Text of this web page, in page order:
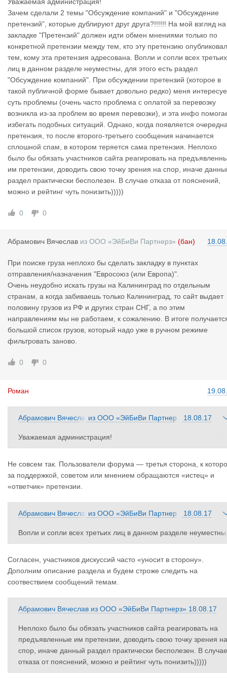
Зачем сделали 2 темы "Обсуждение компаний" и "Обсуждение
претензий", которые дублируют друг друга?!!!!!! На мой взгляд на
закладке "Претензий" должен идти обмен мнениями только по
конкретной претензии между тем, кто эту претензию
тем, кому эта претензия адресована. Вопли и сопли всех третьих
лиц в данном разделе неуместны, для этого есть раздел
"Обсуждение компаний". При обсуждении претензий (которое в
такой публичной форме бывает довольно редко) меня
суть проблемы (очень часто проблема с оплатой за перевозку
возникла из-за проблем во время перевозки), и эта инфо
избегать подобных ситуаций. Однако, когда появляется
претензия, то после второго-третьего сообщения начинается
сплошной спам, в котором теряется сама претензия. Неплохо
было бы обязать участников сайта реагировать на
им претензии, доводить свою точку зрения на спор, иначе
раздел практически бесполезен. В случае отказа от пояснений,
можно и рейтинг чуть понизить)))))
0 0
Абрамович Вячеслав из ООО «ЭйБиВи Партнерз» (бан)
При поиске груза неплохо бы сделать закладку в пунктах
отправления/назначения "Евросоюз (или Европа)".
Очень неудобно искать грузы на Калининград по отдельным
странам, а когда забиваешь только Калининград, то сайт выдает
половину грузов из РФ и других стран СНГ, а по этим
направлениям мы не работаем, к сожалению. В итоге
большой список грузов, который надо уже в ручном режиме
фильтровать заново.
0 0
Роман
Абрамович Вячесла из ООО «ЭйБиВи Партнер
18.08.17
Уважаемая администрация!
Зачем сделали 2 темы "Обсуждение компаний" и
на закладке "Претензий" должен идти обмен мнениями
по конкретной претензии между тем, кто эту претензию
ковал, и тем, кому эта претензия адресована.
Не совсем так. Пользователи форума — третья сторона, к
за поддержкой, советом или мнением обращаются «истец» и
«ответчик» претензии.
Абрамович Вячесла из ООО «ЭйБиВи Партнер
18.08.17
Вопли и сопли всех третьих лиц в данном разделе
для этого есть раздел "Обсуждение компаний". При
но редко) меня интересует суть проблемы (очень часто пробл
ема с оплатой за перевозку возникла из-за проблем во время
перевозки), и эта инфо помогает избегать подобных
Однако, когда появляется очередная претензия, то после
ого-третьего сообщения начинается сплошной спам, в которо
Согласен, участников дискуссий часто «уносит в сторону».
Дополним описание раздела и будем строже следить на
соотвествием сообщений темам.
Абрамович Вячеслав из ООО «ЭйБиВи Партнерз» 18.08.17
Неплохо было бы обязать участников сайта реагировать на
предъявленные им претензии, доводить свою точку зрения на
спор, иначе данный раздел практически бесполезен. В случае
отказа от пояснений, можно и рейтинг чуть понизить)))))